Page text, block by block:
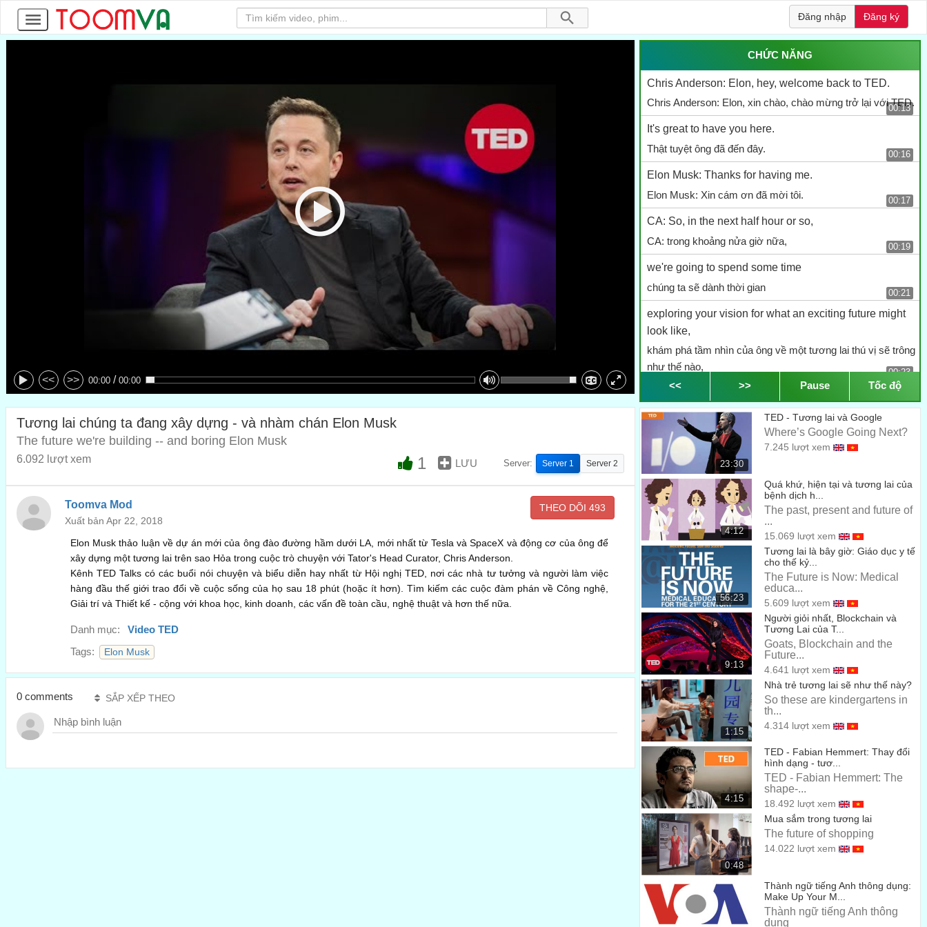
Đăng nhập Đăng ký
<< >> 00:00 / 00:00
CHỨC NĂNG
Chris Anderson: Elon, hey, welcome back to TED.
Chris Anderson: Elon, xin chào, chào mừng trở lại với TED.
00:13
It's great to have you here.
Thật tuyệt ông đã đến đây.
00:16
Elon Musk: Thanks for having me.
Elon Musk: Xin cám ơn đã mời tôi.
00:17
CA: So, in the next half hour or so,
CA: trong khoảng nửa giờ nữa,
00:19
we're going to spend some time
chúng ta sẽ dành thời gian
00:21
exploring your vision for what an exciting future might
look like,
khám phá tầm nhìn của ông về một tương lai thú vị sẽ trông
như thế nào,
00:23
mà tôi đoán nó làm cho câu hỏi đầu tiên có chút mỉa mai:
Why are you boring?
Tại sao ông lại đào?
EM: Yeah.
EM: Vâng.
00:33
I ask myself that frequently.
Tôi thường tự hỏi mình điều đó.
00:34
We're trying to dig a hole under LA,
Chúng tôi đang cố đào một cái lỗ bên dưới L.A,
and this is to create the beginning
và điều này là để khởi đầu
00:43
of what will hopefully be a 3D network of tunnels
cho cái mà tôi hy vọng sẽ là một mạng lưới đường hầm 3
chiều
to alleviate congestion.
để giảm bớt sự tắc nghẽn.
00:52
So right now, one of the most soul-destroying things is
traffic.
Và giờ đây, một trong những thứ đang hủy hoại tâm hồn lớn
nhất là giao thông.
It affects people in every part of the world.
Nó ảnh hưởng đến con người ở khắp mọi nơi trên thế giới.
00:59
It takes away so much of your life.
Nó lấy đi nhiều thứ trong cuộc sống của chúng ta.
<< >> Pause Tốc độ
Tương lai chúng ta đang xây dựng - và nhàm chán Elon Musk
The future we're building -- and boring Elon Musk
6.092 lượt xem 1 LƯU Server: Server 1 Server 2
Toomva Mod
Xuất bản Apr 22, 2018
THEO DÕI 493
Elon Musk thảo luận về dự án mới của ông đào đường hầm dưới LA, mới nhất từ Tesla và SpaceX và động cơ của ông để
xây dựng một tương lai trên sao Hỏa trong cuộc trò chuyện với Tator's Head Curator, Chris Anderson.
Kênh TED Talks có các buổi nói chuyện và biểu diễn hay nhất từ Hội nghị TED, nơi các nhà tư tưởng và người làm việc
hàng đầu thế giới trao đổi về cuộc sống của họ sau 18 phút (hoặc ít hơn). Tìm kiếm các cuộc đàm phán về Công nghệ,
Giải trí và Thiết kế - cộng với khoa học, kinh doanh, các vấn đề toàn cầu, nghệ thuật và hơn thế nữa.
Danh mục:
Video TED
Tags:
Elon Musk
23:30
TED - Tương lai và Google
Where’s Google Going Next?
7.245 lượt xem
4:12
Quá khứ, hiện tại và tương lai của
bệnh dịch h...
The past, present and future of
...
15.069 lượt xem
56:23
Tương lai là bây giờ: Giáo dục y tế
cho thế kỷ...
The Future is Now: Medical
educa...
5.609 lượt xem
9:13
Người giỏi nhất, Blockchain và
Tương Lai của T...
Goats, Blockchain and the
Future...
4.641 lượt xem
1:15
Nhà trẻ tương lai sẽ như thế này?
So these are kindergartens in
th...
4.314 lượt xem
4:15
TED - Fabian Hemmert: Thay đổi
hình dạng - tươ...
TED - Fabian Hemmert: The
shape-...
18.492 lượt xem
0:48
Mua sắm trong tương lai
The future of shopping
14.022 lượt xem
Thành ngữ tiếng Anh thông dụng:
Make Up Your M...
Thành ngữ tiếng Anh thông
dụng
0 comments SẮP XẾP THEO